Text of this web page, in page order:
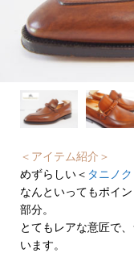
＜アイテム紹介＞
めずらしい＜ タニノ
なんといってもポイ
部分。
とてもレアな意匠で
います。